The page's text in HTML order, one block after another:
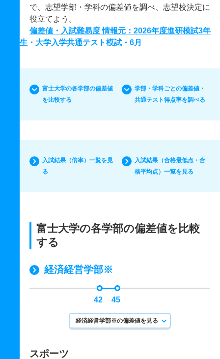
で、志望学部・学科の偏差値を調べ、志望校決定に
役立てよう。
偏差値・入試難易度 情報元：2026年度進研模試3年
生・大学入学共通テスト模試・6月
富士大学の各学部の偏差値
を比較する
学部・学科ごとの偏差値・
共通テスト得点率を調べる
入試結果（倍率）一覧を見
る
入試結果（合格最低点・合
格平均点）一覧を見る
富士大学の各学部の偏差値を比較
する
経済経営学部※
42 45
経済経営学部※の偏差値を見る
スポーツ